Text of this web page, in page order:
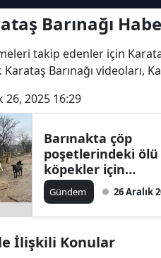
Aydın
Bitlis
Barınağı
takip edenler için
Barınağı videoları,
26, 2025 16:29
Barınakta çöp
poşetlerindeki ölü
köpekler için
soruşturma
Gündem 26 Aralık
İlişkili Konular